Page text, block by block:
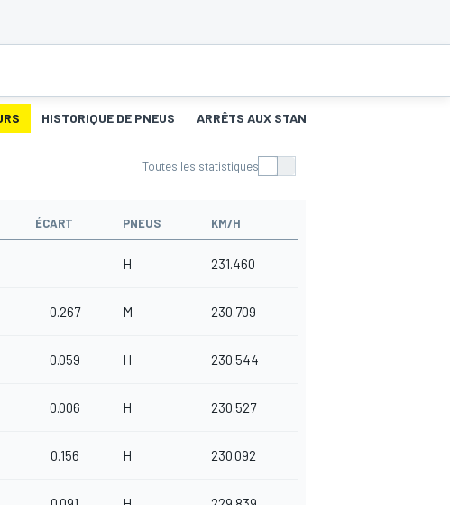
HISTORIQUE DE PNEUS ARRÊTS AUX STANDS
Toutes les statistiques
ÉCART PNEUS KM/H
H 231.460
0.267 M 230.709
0.059 H 230.544
0.006 H 230.527
0.156 H 230.092